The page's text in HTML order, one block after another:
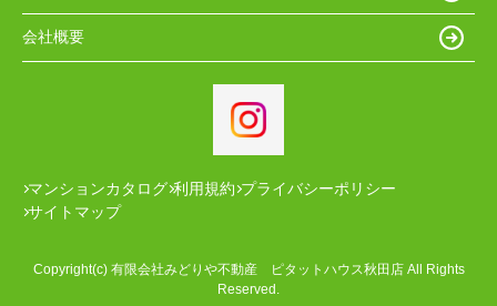
会社概要
マンションカタログ 利用規約 プライバシーポリシー
サイトマップ
Copyright(c) 有限会社みどりや不動産 ピタットハウス秋田店 All Rights
Reserved.